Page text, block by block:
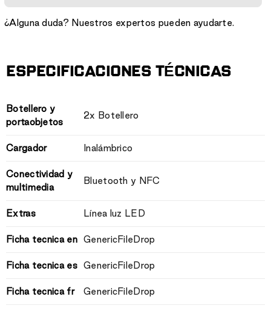
¿Alguna duda? Nuestros expertos pueden ayudarte.
ESPECIFICACIONES TÉCNICAS
Botellero y
portaobjetos
2x Botellero
Cargador Inalámbrico
Conectividad y
multimedia
Bluetooth y NFC
Extras Línea luz LED
Ficha tecnica en GenericFileDrop
Ficha tecnica es GenericFileDrop
Ficha tecnica fr GenericFileDrop